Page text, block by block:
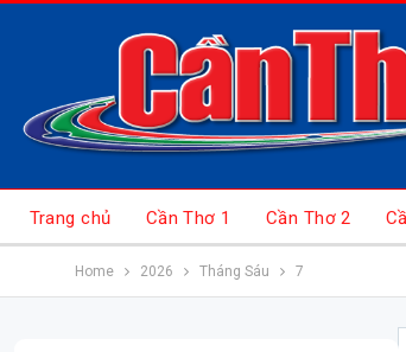
Trang chủ Cần Thơ 1 Cần Thơ 2
Home 2026 Tháng Sáu 7